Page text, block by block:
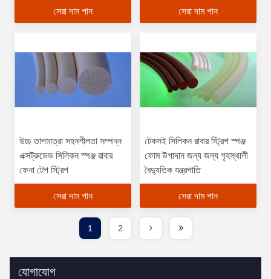
সেরা দাম পান সেরা দাম পান
উচ্চ তাপমাত্রা সহনশীলতা সম্পন্ন
এক্সট্রুডেড সিলিকন স্পঞ্জ রাবার
ফেনা টেপ স্ট্রিপ
সেরা দাম পান
টেকসই সিলিকন রাবার স্ট্রিপ স্পঞ্জ
ফোম উপাদান জন্য জন্য গৃহস্থালী
বৈদ্যুতিক যন্ত্রপাতি
সেরা দাম পান
1 2
যোগাযোগ